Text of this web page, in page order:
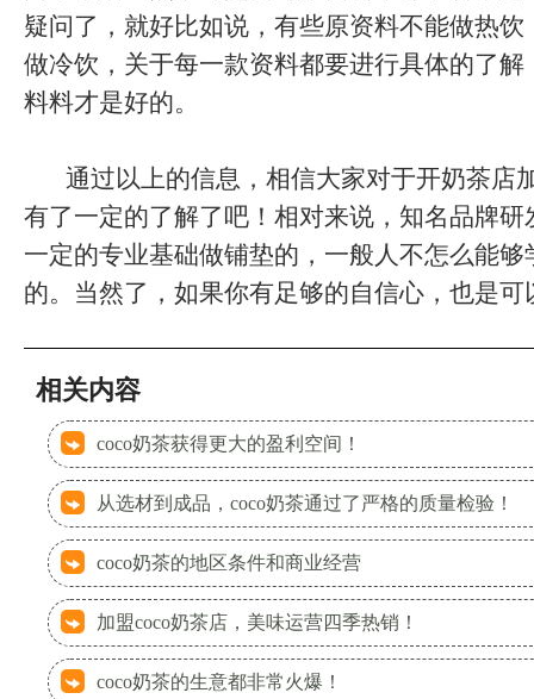
疑问了，就好比如说，有些原资料不能做热
做冷饮，关于每一款资料都要进行具体的了解
料料才是好的。
通过以上的信息，相信大家对于开奶茶店
有了一定的了解了吧！相对来说，知名品牌研
一定的专业基础做铺垫的，一般人不怎么能够
的。当然了，如果你有足够的自信心，也是
相关内容
coco奶茶获得更大的盈利空间！
从选材到成品，coco奶茶通过了严格的质量检验！
coco奶茶的地区条件和商业经营
加盟coco奶茶店，美味运营四季热销！
coco奶茶的生意都非常火爆！